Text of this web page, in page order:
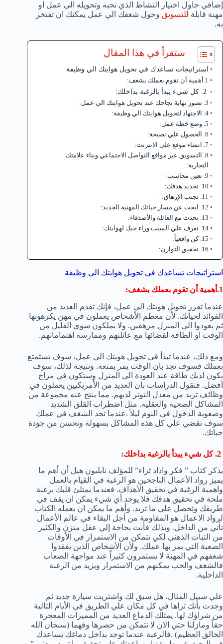
إضافي حاول اختيار النشاط الذي تحبه وتحويله الي عمل او
مهنة قابلة للتسويق وحول شغفك الي عمل يمكنك ان تفتخر
به.
ستقرأ في هذا المقال
استراتيجات تساعدك في تحويل هوايتك الي وظيفة
1.أهمية أن تقوم بعملك بشغف:
3. تصور نهاية نجاحك عند تحويل هوايتك الي عمل:
4. الاجتهاد لتحويل هوايتك الي وظيفة:
5. وضع خطة عمل:
6. الحصول علي نصيحة:
7. انشاء موقع علي الانترنت:
8. التسويق عبر مواقع التواصل الاجتماعي وبناء علامتك
التجارية:
9. تعين محاسب:
10. تحديد هدفك:
11. تجنب الإرهاق:
12. ابحث عن مسار حياتك المهنية الجديد:
13. تحدث مع العائلة والأصدقاء:
14. تعرف علي السبب وراء حبك لهوايتك:
15. كن واقعياً:
16. تحقيق التوازن:
استراتيجات تساعدك في تحويل هوايتك الي وظيفة
1.أهمية أن تقوم بعملك بشغف:
عندما تقرر تحويل هويتك الي عمل، فإنك تقدم العديد من
الفوائد لحياتك. لأن معظم الأشخاص يعملون في مهن يكرهونها
ثم يعودوا الي المنزل مرهقين. ولا يملكون سوي القليل من
الوقت او الطاقة لقضائها مع عائلتهم وممارسة اهتماماتهم.
ومع ذلك، عندما تبدأ في تحويل هويتك الي عمل، سوف تستمتع
بعملك فسوف تجد بان الوقت يمر بمتعة. ونتيجة لذلك، سوف
يكون لديك طاقة عند العودة الي المنزل وستكون في مزاج
أفضل. فتقول الدراسات بان العديد من الأمريكيين يعملون في
وظائف تزيد من معدل التوتر لديهم. مما ينتج عنه مجموعة من
المشاكل الصحية والعقلية. مثل اضطراب القلق الشديد
وصعوبة الدخول في النوم ليلاً .عندما تجد الشغف في عملك
سوف تقضي علي كل هذه المشاكل بسهولة وتحسن من جودة
حياتك.
يذكر كتاب ” فكر واذاد ثراء” للمؤلف نابليون هيل أن أهم ما
يميز رواد الأعمال الناجحين هو الرغبة في القيام بالعمل
واهمية الرغبة في تحقيق الأهداف. فعندما يمتلئ قلبك برغبة
ملحة في تحقيق هدفك فلا يوجد أي شيء يمكن ان يقف في
طريقك وتحصل علي ما تريد. وأهم ما يمكن ان يعمله الكتاب
لرواد الاعمال هو المقاومة من أجل البقاء في عالم الأعمال
تأتي من الداخل. وبذلك فأنت بحاجة إلي عقل متزن والكثير
من الثبات الذهني لكي تتمكن من الاستمرار في الأوقات
الصعبة التي يمر بها عملك. ولأن الأشخاص الذين يفقدوا
شغفهم في المهنة لا يستمرون كثيراً عند مواجهة الصعاب
فالشغف والحب يمكنهم من الاستمرار ويزيد من الرغبة
الداخلية.
علي سبيل المثال، هل سبق لك واشتريت سيارة جديد ثم
وجدت بأنك تراها في كل مكان علي الطريق في الأيام التالية
من شراؤك لها. يمتلك الدماغ العديد من المميزات المعجزة
حقاً ومازلنا حتي الان لا نتمكن من حصرها وفهما (سبحان الله
الخالق العظيم) .فالرغبة عندما توجد بداخل دماغك يساعدك